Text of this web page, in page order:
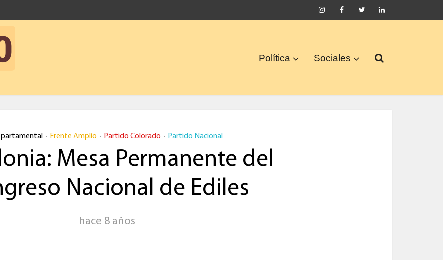
Política Sociales
• Frente Amplio • Partido Colorado • Partido Nacional
Mesa Permanente del
Nacional de Ediles
hace 8 años